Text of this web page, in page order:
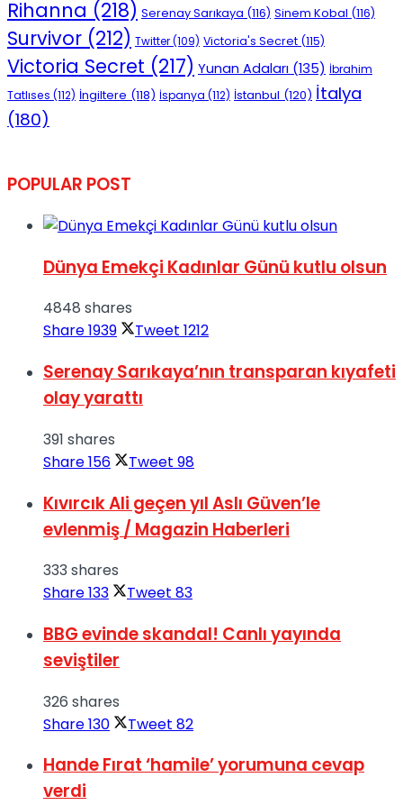
Rihanna (218) Serenay Sarıkaya (116) Sinem Kobal (116)
Survivor (212) Twitter(109) Victoria's Secret (115)
Victoria Secret (217) Yunan Adaları (135) İbrahim
Tatlıses (112) İngiltere (118) İspanya (112) İstanbul (120) İtalya
(180)
POPULAR POST
Dünya Emekçi Kadınlar Günü kutlu olsun
4848 shares
Share1939 Tweet 1212
Serenay Sarıkaya’nın transparan kıyafeti
olay yarattı
391 shares
Share156 Tweet 98
Kıvırcık Ali geçen yıl Aslı Güven’le
evlenmiş / Magazin Haberleri
333 shares
Share133 Tweet 83
BBG evinde skandal! Canlı yayında
seviştiler
326 shares
Share130 Tweet 82
Hande Fırat ‘hamile’ yorumuna cevap
verdi